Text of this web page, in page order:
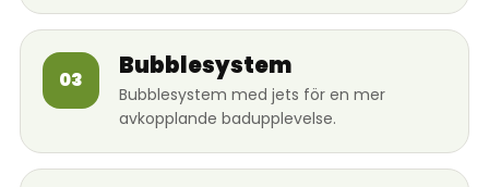
03 Bubblesystem
Bubblesystem med jets för en mer
avkopplande badupplevelse.